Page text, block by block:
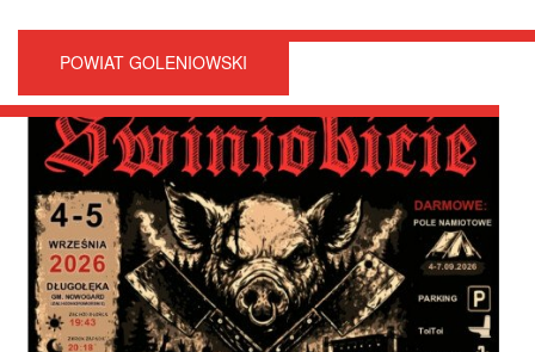
POWIAT GOLENIOWSKI